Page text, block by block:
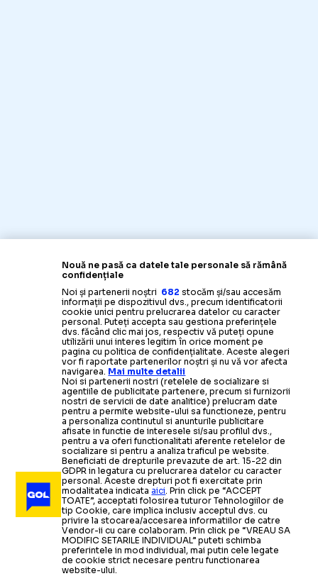
FIFA, MESAJ FURIOS Acuză că existăo conspirație
Nouă ne pasă ca datele tale personale să rămână
confidențiale
Noi și partenerii noștri 682 stocăm și/sau accesăm
informații pe dispozitivul dvs., precum identificatorii
cookie unici pentru prelucrarea datelor cu caracter
personal. Puteți accepta sau gestiona preferințele
dvs. făcând clic mai jos, respectiv vă puteți opune
utilizării unui interes legitim în orice moment pe
pagina cu politica de confidențialitate. Aceste alegeri
vor fi raportate partenerilor noștri și nu vă vor afecta
navigarea. Mai multe detalii
Noi si partenerii nostri (retelele de socializare si
agentiile de publicitate partenere, precum si furnizorii
nostri de servicii de date analitice) prelucram date
pentru a permite website-ului sa functioneze, pentru
a personaliza continutul si anunturile publicitare
afisate in functie de interesele si/sau profilul dvs.,
pentru a va oferi functionalitati aferente retelelor de
socializare si pentru a analiza traficul pe website.
Beneficiati de drepturile prevazute de art. 15-22 din
GDPR in legatura cu prelucrarea datelor cu caracter
personal. Aceste drepturi pot fi exercitate prin
modalitatea indicataaici. Prin click pe “ACCEPT
TOATE”, acceptati folosirea tuturor Tehnologiilor de
tip Cookie, care implica inclusiv acceptul dvs. cu
privire la stocarea/accesarea informatiilor de catre
Vendor-ii cu care colaboram. Prin click pe “VREAU SA
MODIFIC SETARILE INDIVIDUAL” puteti schimba
preferintele in mod individual, mai putin cele legate
de cookie strict necesare pentru functionarea
website-ului.